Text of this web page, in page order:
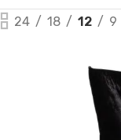
9
12
18
24